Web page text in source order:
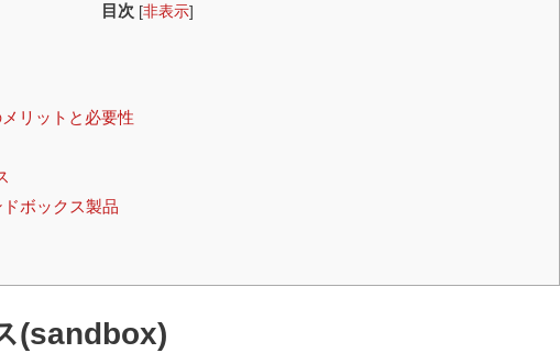
目次 [非表示]
リットと必要性
ボックス製品
(sandbox)